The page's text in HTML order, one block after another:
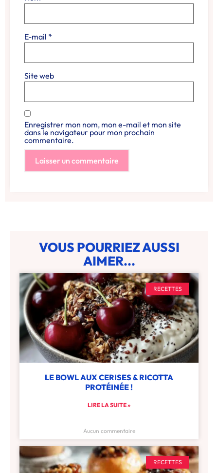
E-mail *
Site web
Enregistrer mon nom, mon e-mail et mon site
dans le navigateur pour mon prochain
commentaire.
VOUS POURRIEZ AUSSI
AIMER...
RECETTES
LE BOWL AUX CERISES & RICOTTA
PROTÉINÉE !
LIRE LA SUITE »
Aucun commentaire
RECETTES